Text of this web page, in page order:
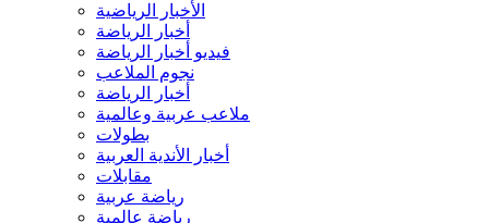
الأخبار الرياضية
أخبار الرياضة
فيديو أخبار الرياضة
نجوم الملاعب
أخبار الرياضة
ملاعب عربية وعالمية
بطولات
أخبار الأندية العربية
مقابلات
رياضة عربية
رياضة عالمية